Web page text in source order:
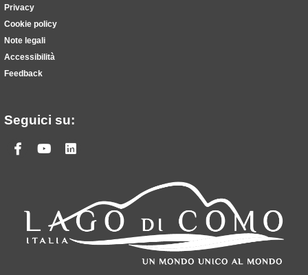
Privacy
Cookie policy
Note legali
Accessibilità
Feedback
Seguici su:
Facebook
Youtube